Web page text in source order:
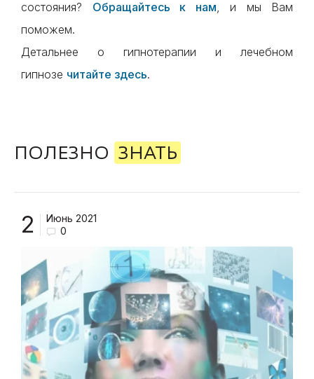
состояния? Обращайтесь к нам , и мы Вам
поможем.
Детальнее о гипнотерапии и лечебном
гипнозе читайте здесь.
ПОЛЕЗНО ЗНАТЬ
2
Июнь 2021
0